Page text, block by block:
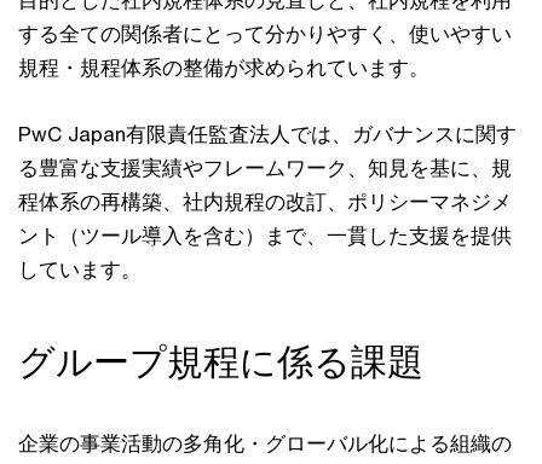
する全ての関係者にとって分かりやすく、使いやすい
規程・規程体系の整備が求められています。
PwC Japan有限責任監査法人では、ガバナンスに関す
る豊富な支援実績やフレームワーク、知見を基に、規
程体系の再構築、社内規程の改訂、ポリシーマネジメ
ント（ツール導入を含む）まで、一貫した支援を提供
しています。
グループ規程に係る課題
企業の事業活動の多角化・グローバル化による組織の